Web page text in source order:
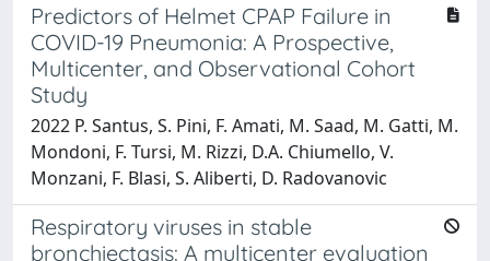
Predictors of Helmet CPAP Failure in
COVID-19 Pneumonia: A Prospective,
Multicenter, and Observational Cohort
Study
2022 P. Santus, S. Pini, F. Amati, M. Saad, M. Gatti, M.
Mondoni, F. Tursi, M. Rizzi, D.A. Chiumello, V.
Monzani, F. Blasi, S. Aliberti, D. Radovanovic
Respiratory viruses in stable
bronchiectasis: A multicenter evaluation